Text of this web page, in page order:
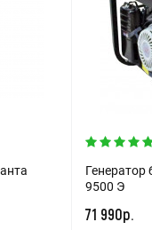
Генератор
9500 Э
71 990р.